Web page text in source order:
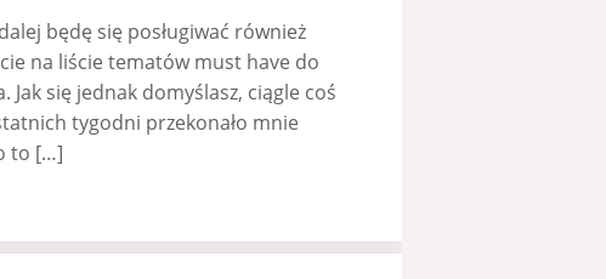
będę się posługiwać również
na liście tematów must have do
się jednak domyślasz, ciągle coś
tygodni przekonało mnie
to […]